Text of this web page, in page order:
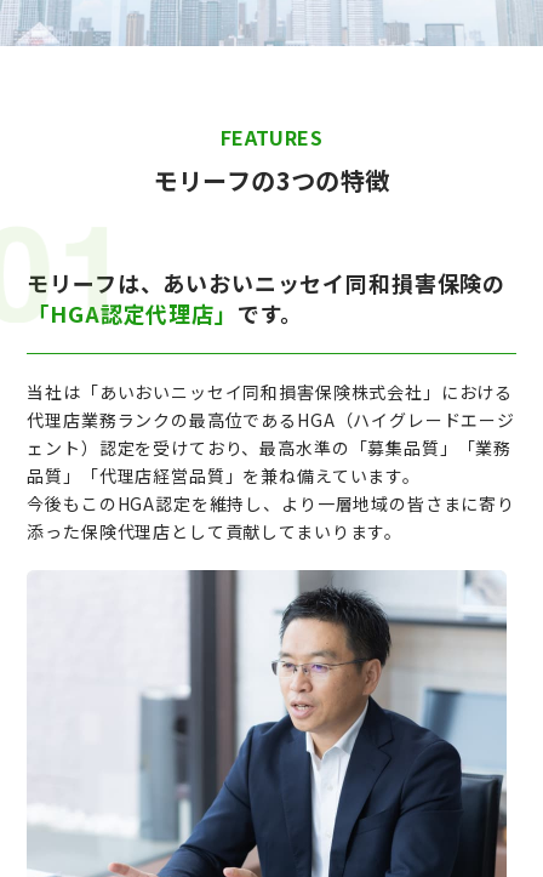
FEATURES
モリーフの3つの特徴
モリーフは、あいおいニッセイ同和損害保険の
「HGA認定代理店」 です。
当社は「あいおいニッセイ同和損害保険株式会社」における
代理店業務ランクの最高位であるHGA（ハイグレードエージ
ェント）認定を受けており、最高水準の「募集品質」「業務
品質」「代理店経営品質」を兼ね備えています。
今後もこのHGA認定を維持し、より一層地域の皆さまに寄り
添った保険代理店として貢献してまいります。